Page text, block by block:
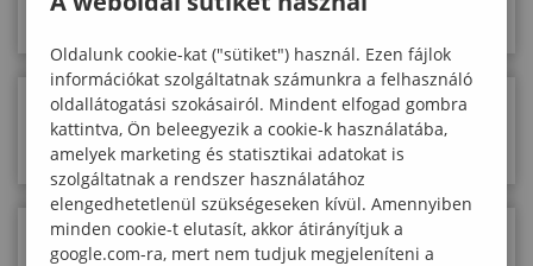
időszaka is kezdetét veszi!
Megjelent az Egyetemi Kooperatív
Doktori Ösztöndíj Program felhívása!
Megjelent a 2025-ös HU-RIZONT pályázati
Oldalunk cookie-kat ("sütiket") használ. Ezen fájlok
információkat szolgáltatnak számunkra a felhasználó
oldallátogatási szokásairól. Mindent elfogad gombra
kattintva, Ön beleegyezik a cookie-k használatába,
amelyek marketing és statisztikai adatokat is
szolgáltatnak a rendszer használatához
elengedhetetlenül szükségeseken kívül. Amennyiben
minden cookie-t elutasít, akkor átirányítjuk a
google.com-ra, mert nem tudjuk megjeleníteni a